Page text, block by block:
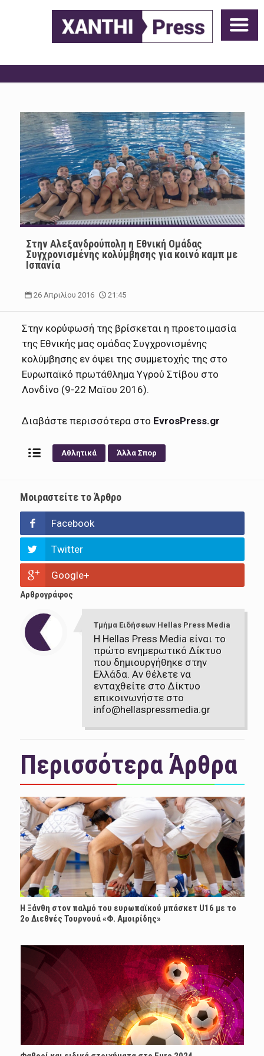
Στην Αλεξανδρούπολη η Εθνική Ομάδας
Συγχρονισμένης κολύμβησης για κοινό καμπ με
Ισπανία
26 Απριλίου 2016 21:45
Στην κορύφωσή της βρίσκεται η προετοιμασία
της Εθνικής μας ομάδας Συγχρονισμένης
κολύμβησης εν όψει της συμμετοχής της στο
Ευρωπαϊκό πρωτάθλημα Υγρού Στίβου στο
Λονδίνο (9-22 Μαϊου 2016).
Διαβάστε περισσότερα στο EvrosPress.gr
Αθλητικά Άλλα Σπορ
Μοιραστείτε το Άρθρο
Facebook
Twitter
Google+
Αρθρογράφος
Τμήμα Ειδήσεων Hellas Press Media
Η Hellas Press Media είναι το
πρώτο ενημερωτικό Δίκτυο
που δημιουργήθηκε στην
Ελλάδα. Αν θέλετε να
ενταχθείτε στο Δίκτυο
επικοινωνήστε στο
info@hellaspressmedia.gr
Περισσότερα Άρθρα
Η Ξάνθη στον παλμό του ευρωπαϊκού μπάσκετ U16 με το
2ο Διεθνές Τουρνουά «Φ. Αμοιρίδης»